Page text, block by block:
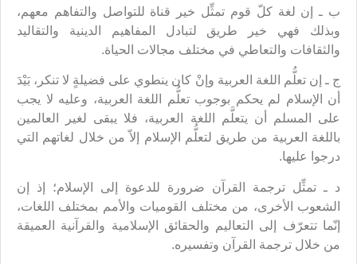
ب ـ إن لغة كلّ قوم تمثِّل خير قناة للتواصل والتفاهم معهم،
وبذلك فهي خير طريق لتبادل المفاهيم الدينية والتقاليد
والثقافات والتعاطي في مختلف مجالات الحياة.
ج ـ إن تعلُّم اللغة العربية وإنْ كان ينطوي على فضيلةٍ لا تنكر، بَيْدَ
أن الإسلام لم يحكم بوجوب تعلُّم اللغة العربية، وعليه لا يجب
على المسلم أن يتعلَّم اللغة العربية، فلا يبقى لغير العالمين
باللغة العربية من طريق لتعلُّم الإسلام إلاّ من خلال لغاتهم التي
درجوا عليها.
د ـ تمثِّل ترجمة القرآن ضرورة للدعوة إلى الإسلام؛ إذ إن
الشعوب الأخرى، من مختلف القوميات والأمم بمختلف اللغات،
إنّما تتعرّف إلى التعاليم والحقائق الإسلامية والقرآنية العميقة
من خلال ترجمة القرآن وتفسيره.